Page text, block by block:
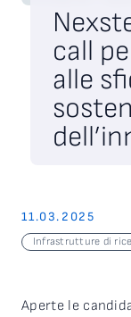
call
alle
11.03.2025
Infrastrutture di
Aperte le